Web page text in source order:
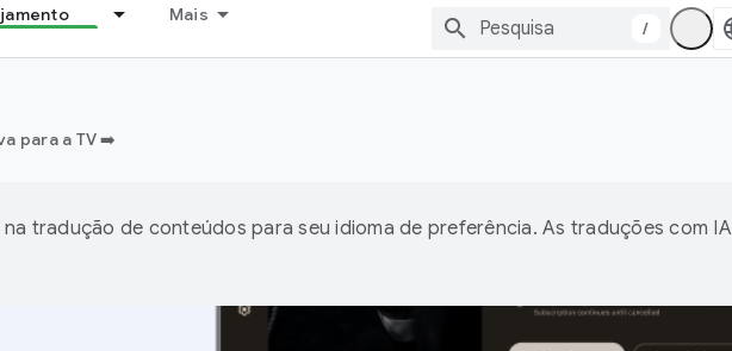
Mais
/
para a TV ➡️
tradução de conteúdos para seu idioma de preferência. As traduções com IA